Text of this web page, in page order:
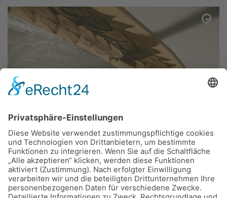
2017 wurde Michael Hofmann von Evangelisch.de
interviewt und daraus wurde ein schöner Beitrag
über den Kirchenmalerberuf und die Firma Hofmann
- Erhalten & Gestalten erstellt: